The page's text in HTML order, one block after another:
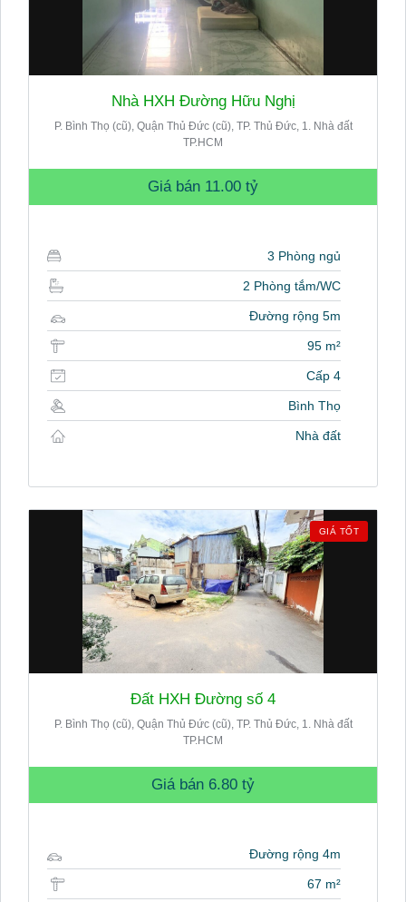
Nhà HXH Đường Hữu Nghị
P. Bình Thọ (cũ), Quận Thủ Đức (cũ), TP. Thủ Đức, 1. Nhà đất
TP.HCM
Giá bán 11.00 tỷ
3 Phòng ngủ
2 Phòng tắm/WC
Đường rộng 5m
95 m²
Cấp 4
Bình Thọ
Nhà đất
GIÁ TỐT
Đất HXH Đường số 4
P. Bình Thọ (cũ), Quận Thủ Đức (cũ), TP. Thủ Đức, 1. Nhà đất
TP.HCM
Giá bán 6.80 tỷ
Đường rộng 4m
67 m²